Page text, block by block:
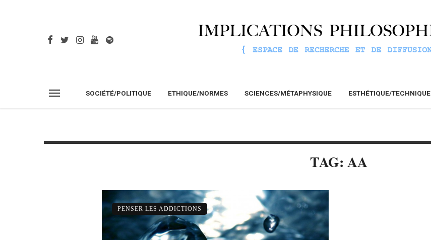
SOCIÉTÉ/POLITIQUE ETHIQUE/NORMES SCIENCES/MÉTAPHYSIQUE ESTHÉTIQUE/TECHNIQUE
TAG: AA
PENSER LES ADDICTIONS